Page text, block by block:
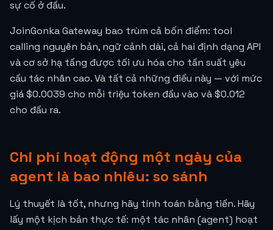
sự cố ở đầu.
JoinGonka Gateway bao trùm cả bốn điểm: tool
calling nguyên bản, ngữ cảnh dài, cả hai định dạng API
và cơ sở hạ tầng được tối ưu hóa cho tần suất yêu
cầu tác nhân cao. Và tất cả những điều này — với mức
giá$0.0039 cho mỗi triệu token đầu vào và$0.012
cho đầu ra.
Chi phí hoạt động một ngày của
agent là bao nhiêu: so sánh
Lý thuyết là tốt, nhưng hãy tính toán bằng tiền. Hãy
lấy một kịch bản thực tế: một tác nhân (agent) hoạt